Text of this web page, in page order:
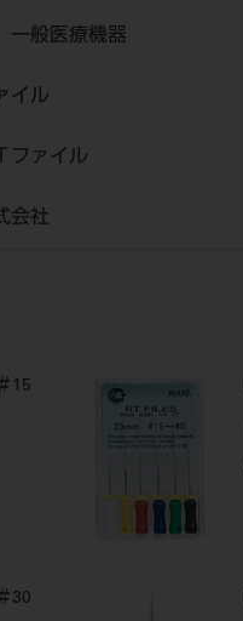
般医療機器
イル
ファイル
会社
15
30